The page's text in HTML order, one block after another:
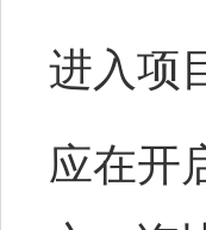
进入项
应在开